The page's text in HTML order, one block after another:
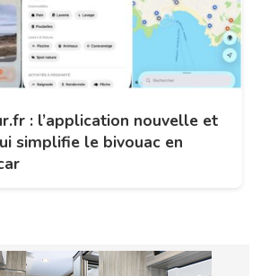
: l’application nouvelle et
simplifie le bivouac en